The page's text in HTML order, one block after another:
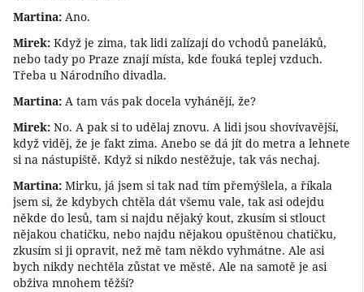
Martina: Ano.
Mirek: Když je zima, tak lidi zalízají do vchodů paneláků,
nebo tady po Praze znají místa, kde fouká teplej vzduch.
Třeba u Národního divadla.
Martina: A tam vás pak docela vyhánějí, že?
Mirek: No. A pak si to udělaj znovu. A lidi jsou shovívavější,
když viděj, že je fakt zima. Anebo se dá jít do metra a lehnete
si na nástupiště. Když si nikdo nestěžuje, tak vás nechaj.
Martina: Mirku, já jsem si tak nad tím přemýšlela, a říkala
jsem si, že kdybych chtěla dát všemu vale, tak asi odejdu
někde do lesů, tam si najdu nějaký kout, zkusím si stlouct
nějakou chatičku, nebo najdu nějakou opuštěnou chatičku,
zkusím si ji opravit, než mě tam někdo vyhmátne. Ale asi
bych nikdy nechtěla zůstat ve městě. Ale na samotě je asi
obživa mnohem těžší?